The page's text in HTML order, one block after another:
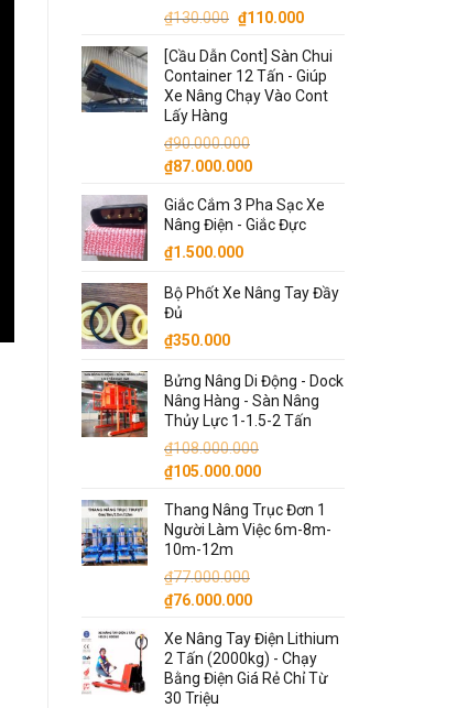
₫130.000 Giá
là:
₫130.000.
₫110.000Giá
tại
là:
₫110.000.
[Cầu Dẫn Cont] Sàn Chui
Container 12 Tấn - Giúp
Xe Nâng Chạy Vào Cont
Lấy Hàng
₫90.000.000
Giá
là:
₫90.000.000.
₫87.000.000Giá
tại
là:
Giắc Cắm 3 Pha Sạc Xe
Nâng Điện - Giắc Đực
₫1.500.000
Bộ Phốt Xe Nâng Tay Đầy
Đủ
₫350.000
Bửng Nâng Di Động - Dock
Nâng Hàng - Sàn Nâng
Thủy Lực 1-1.5-2 Tấn
₫108.000.000
Giá
là:
₫108.000.000.
₫105.000.000Giá
tại
là:
Thang Nâng Trục Đơn 1
Người Làm Việc 6m-8m-
10m-12m
₫77.000.000
Giá
là:
₫77.000.000.
₫76.000.000Giá
tại
là:
₫76.000.000.
Xe Nâng Tay Điện Lithium
2 Tấn (2000kg) - Chạy
Bằng Điện Giá Rẻ Chỉ Từ
30 Triệu